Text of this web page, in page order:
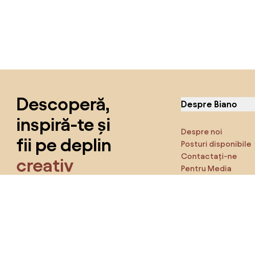
Descoperă,
inspiră-te și
fii pe deplin
creativ
Despre Biano
Despre noi
Posturi disponibile
Contactați-ne
Pentru Media